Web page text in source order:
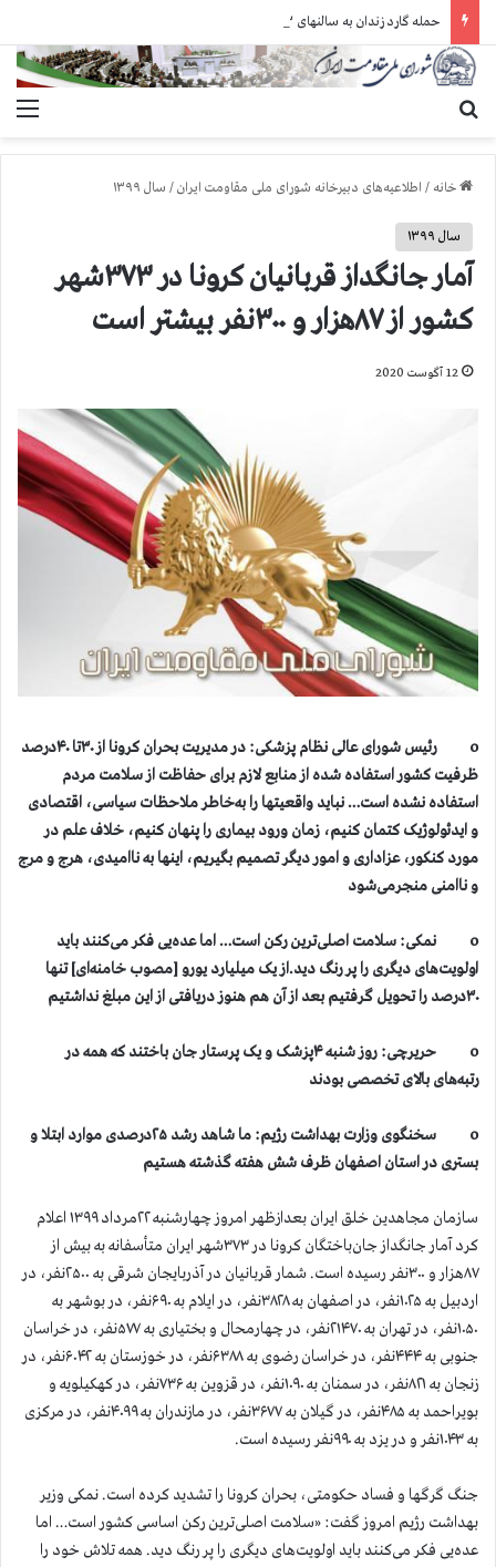
خانه / اطلاعیه‌های دبیرخانه شورای ملی مقاومت ایران/ سال ۱۳۹۹
سال ۱۳۹۹
آمار جانگداز قربانیان کرونا در ۳۷۳شهر
کشور از ۸۷هزار و ۳۰۰نفر بیشتر است
12 آگوست 2020
o رئیس شورای عالی نظام پزشکی: در مدیریت بحران کرونا از ۳۰تا ۴۰درصد
ظرفیت کشور استفاده شده از منابع لازم برای حفاظت از سلامت مردم
استفاده نشده است… نباید واقعیتها را به‌خاطر ملاحظات سیاسی، اقتصادی
و ایدئولوژیک کتمان کنیم، زمان ورود بیماری را پنهان کنیم، خلاف علم در
مورد کنکور، عزاداری و امور دیگر تصمیم بگیریم، اینها به ناامیدی، هرج و مرج
و ناامنی منجرمی‌شود
o نمکی: سلامت اصلی‌ترین رکن است… اما عده‌یی فکر می‌کنند باید
اولویت‌های دیگری را پر رنگ دید.از یک میلیارد یورو [مصوب خامنه‌ای] تنها
۳۰درصد را تحویل گرفتیم بعد از آن هم هنوز دریافتی از این مبلغ نداشتیم
o حریرچی: روز شنبه ۴پزشک و یک پرستار جان باختند که همه در
رتبه‌های بالای تخصصی بودند
o سخنگوی وزارت بهداشت رژیم: ما شاهد رشد ۲۵درصدی موارد ابتلا و
بستری در استان اصفهان ظرف شش هفته گذشته هستیم
سازمان مجاهدین خلق ایران بعدازظهر امروز چهارشنبه ۲۲مرداد ۱۳۹۹ اعلام
کرد آمار جانگداز جان‌باختگان کرونا در ۳۷۳شهر ایران متأسفانه به بیش از
۸۷هزار و ۳۰۰نفر رسیده است. شمار قربانیان در آذربایجان شرقی به ۲۵۰۰نفر، در
اردبیل به ۱۰۲۵نفر، در اصفهان به ۳۸۲۸نفر، در ایلام به ۶۹۰نفر، در بوشهر به
۱۰۵۰نفر، در تهران به ۲۱۴۷۰نفر، در چهارمحال و بختیاری به ۵۷۷نفر، در خراسان
جنوبی به ۴۴۴نفر، در خراسان رضوی به ۶۳۸۸نفر، در خوزستان به ۶۰۴۲نفر، در
زنجان به ۸۲۱نفر، در سمنان به ۱۰۹۰نفر، در قزوین به ۷۳۶نفر، در کهکیلویه و
بویراحمد به ۴۸۵نفر، در گیلان به ۳۶۷۷نفر، در مازندران به ۴۰۹۹نفر، در مرکزی
به ۱۰۴۳نفر و در یزد به ۹۹۰نفر رسیده است.
جنگ گرگها و فساد حکومتی، بحران کرونا را تشدید کرده است. نمکی وزیر
بهداشت رژیم امروز گفت: «سلامت اصلی‌ترین رکن اساسی کشور است… اما
عده‌یی فکر می‌کنند باید اولویت‌های دیگری را پر رنگ دید. همه تلاش خود را